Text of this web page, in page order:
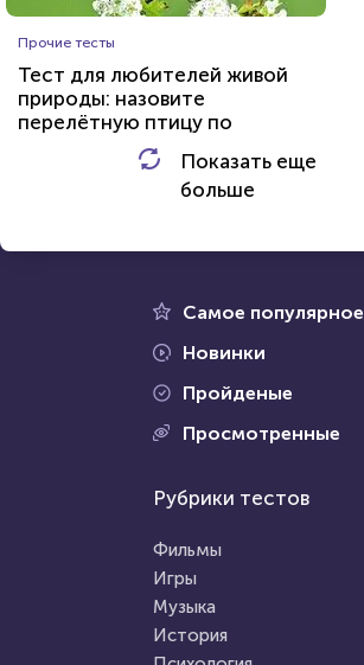
Тест по игре Dota 2
Пройти тест
Проходили 21347 раз
Пройти тест
Прочие тесты
Тест для любителей живой
природы: назовите
перелётную птицу по
AlexYasnovidov HTML - код
15 января 2021
Тест на адекватность
Показать еще
больше
Рубрики тестов
Фильмы
Игры
Музыка
История
Самое популярное
Новинки
Пройденые
Просмотренные